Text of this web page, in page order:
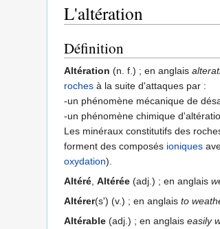
L'altération
Définition
Altération (n. f.) ; en anglais
roches à la suite d'attaques par :
-un phénomène mécanique de
-un phénomène chimique
Les minéraux constitutifs des
forment des composés ioniques
oxydation).
Altéré Altérée (adj.) ; en anglais
Altérer(s') (v.) ; en anglais to
Altérable (adj.) ; en anglais easily